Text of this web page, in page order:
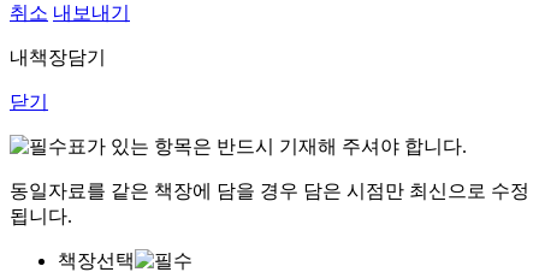
취소 내보내기
내책장담기
닫기
표가 있는 항목은 반드시 기재해 주셔야 합니다.
동일자료를 같은 책장에 담을 경우 담은 시점만 최신으로 수정
됩니다.
책장선택